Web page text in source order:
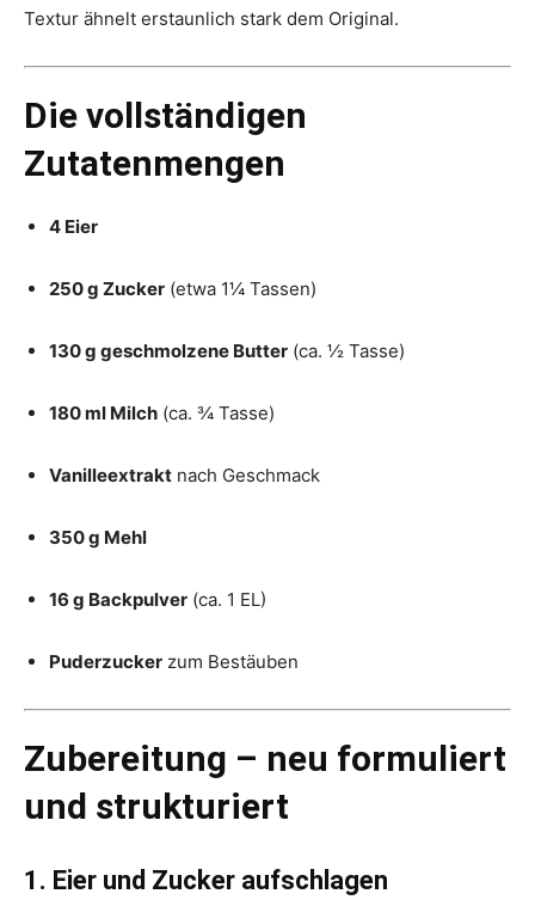
Textur ähnelt erstaunlich stark dem Original.
Die vollständigen
Zutatenmengen
4 Eier
250 g Zucker (etwa 1¼ Tassen)
130 g geschmolzene Butter (ca. ½ Tasse)
180 ml Milch (ca. ¾ Tasse)
Vanilleextrakt nach Geschmack
350 g Mehl
16 g Backpulver (ca. 1 EL)
Puderzucker zum Bestäuben
Zubereitung – neu formuliert
und strukturiert
1. Eier und Zucker aufschlagen